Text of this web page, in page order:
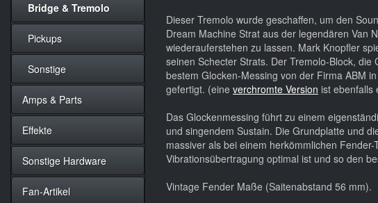
Dieser Tremolo wurde geschaffen, um den
Dream Machine Strat aus der legendären Van
wiederauferstehen zu lassen. Mark Knopfler
seinen Schecter Strats. Der Tremolo-Block,
bestem Glocken-Messing von der Firma ABM
gefertigt. (eine verchromte Version ist ebenfalls
Das Glockenmessing führt zu einem
und singendem Sustain. Die Grundplatte und
massiver als bei einem herkömmlichen
Vibrationsübertragung optimal ist und so den
Vintage Fender Maße (Saitenabstand 56 mm).
Bridge & Tremolo
Pickups
Sonstige
Amps & Parts
Effekte
Sonstige Hardware
Fan-Artikel